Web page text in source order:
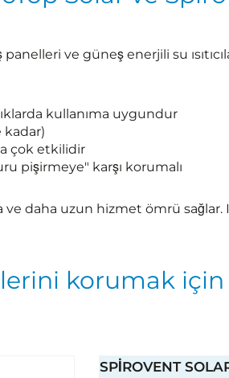
panelleri ve güneş enerjili su
kullanıma uygundur
kadar)
çok etkilidir
pişirmeye" karşı korumalı
ve daha uzun hizmet ömrü
korumak
SPIROVENT